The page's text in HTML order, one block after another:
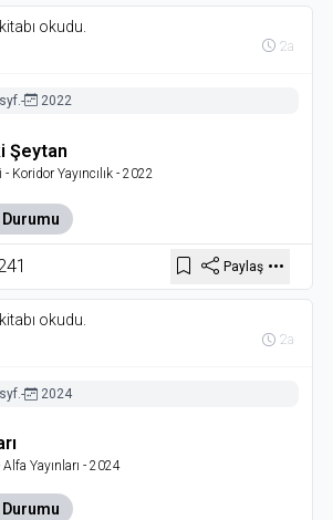
okudu.
2a
- 2022
Şeytan
- Koridor Yayıncılık- 2022
Paylaş
okudu.
2a
- 2024
Yayınları - 2024